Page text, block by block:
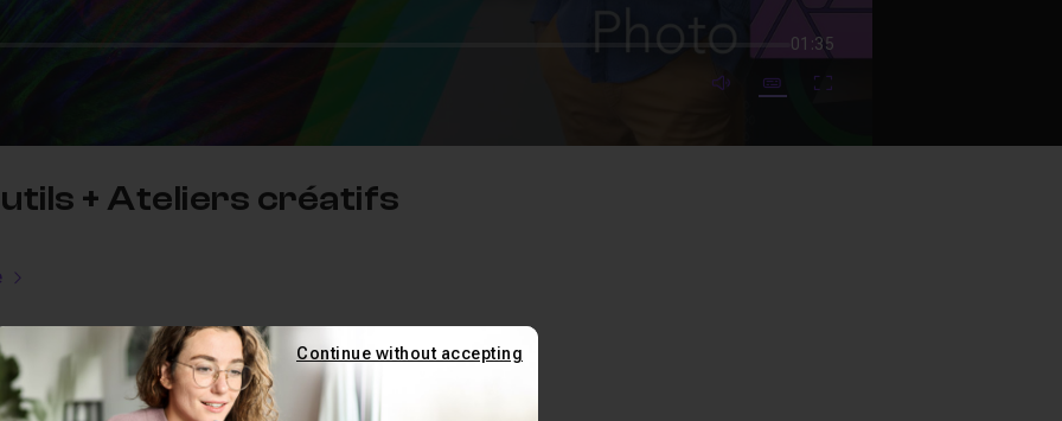
01:35
mute video
SubtitlesFullscreen
+ Ateliers créatifs